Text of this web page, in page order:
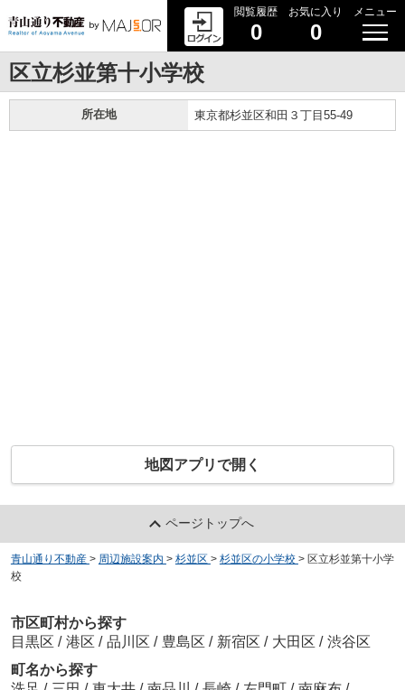
閲覧履歴
0
お気に入り
0
メニュー
区立杉並第十小学校
所在地 東京都杉並区和田３丁目55-49
地図アプリで開く
ページトップへ
青山通り不動産 > 周辺施設案内 > 杉並区 > 杉並区の小学校 > 区立杉並第十小学
校
市区町村から探す
目黒区 / 港区 / 品川区 / 豊島区 / 新宿区 / 大田区 / 渋谷区
町名から探す